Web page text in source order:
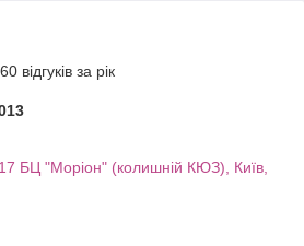
відгуків за рік
17 БЦ "Моріон" (колишній КЮЗ), Київ,